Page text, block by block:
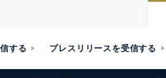
する プレスリリースを受信する